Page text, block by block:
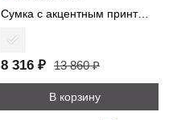
Сумка с акцентным принтом 2053
8 316 ₽ 13 860 ₽
В корзину